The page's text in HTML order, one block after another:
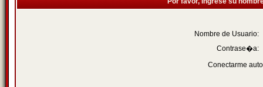
Nombre de Usuario:
Contrase�a:
Conectarme